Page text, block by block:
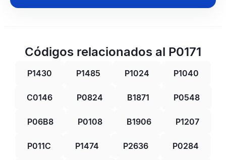
Códigos relacionados al P0171
P1430 P1485 P1024 P1040
C0146 P0824 B1871 P0548
P06B8 P0108 B1906 P1207
P011C P1474 P2636 P0284